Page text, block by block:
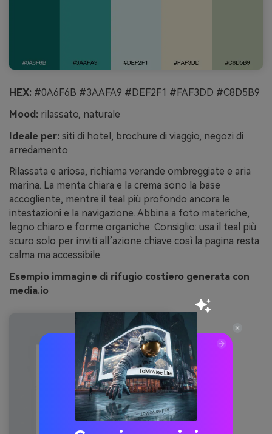
HEX: #0A6F6B #3AAFA9 #DEF2F1 #FAF3DD #C8D5B9
Mood: rilassato, naturale
Ideale per: siti di hotel, brochure di viaggio, negozi di
arredamento
Rilassata e ariosa, richiama verande ombreggiate e aria
marina. La menta chiara e la crema sono la base
accogliente, mentre il teal più profondo ancora le
intestazioni e la navigazione. Abbina a foto materiche,
legno chiaro e forme organiche. Consiglio: usa il teal più
scuro solo per inviti all’azione chiave così la pagina resta
calma ma accessibile.
Esempio immagine di rifugio costiero generata con
media.io